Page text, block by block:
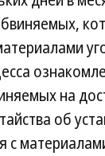
на
об
с